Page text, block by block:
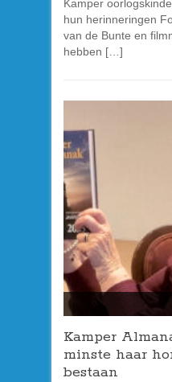
Kamper
hun herinneringen
van de Bunte en
hebben […]
Kamper
minste haar
bestaan